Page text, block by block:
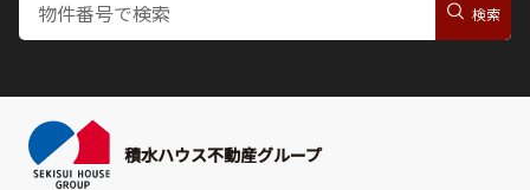
積水ハウス不動産グループ